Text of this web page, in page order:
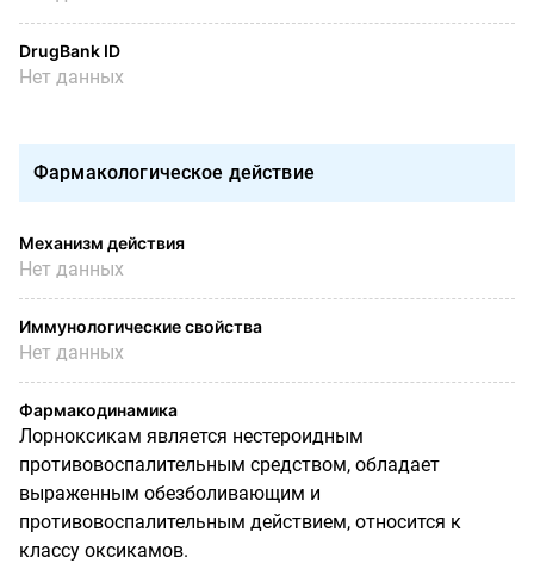
DrugBank ID
Нет данных
Фармакологическое действие
Механизм действия
Нет данных
Иммунологические свойства
Нет данных
Фармакодинамика
Лорноксикам является нестероидным
противовоспалительным средством, обладает
выраженным обезболивающим и
противовоспалительным действием, относится к
классу оксикамов.